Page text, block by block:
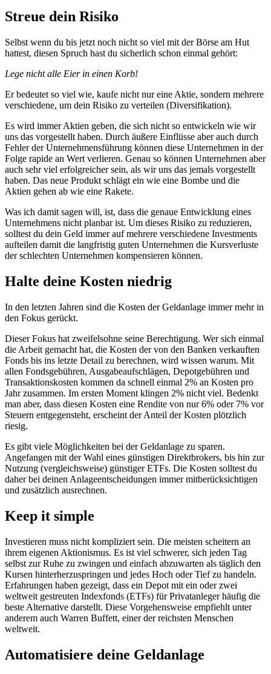
Streue dein Risiko
Selbst wenn du bis jetzt noch nicht so viel mit der Börse am Hut
hattest, diesen Spruch hast du sicherlich schon einmal gehört:
Lege nicht alle Eier in einen Korb!
Er bedeutet so viel wie, kaufe nicht nur eine Aktie, sondern mehrere
verschiedene, um dein Risiko zu verteilen (Diversifikation).
Es wird immer Aktien geben, die sich nicht so entwickeln wie wir
uns das vorgestellt haben. Durch äußere Einflüsse aber auch durch
Fehler der Unternehmensführung können diese Unternehmen in der
Folge rapide an Wert verlieren. Genau so können Unternehmen aber
auch sehr viel erfolgreicher sein, als wir uns das jemals vorgestellt
haben. Das neue Produkt schlägt ein wie eine Bombe und die
Aktien gehen ab wie eine Rakete.
Was ich damit sagen will, ist, dass die genaue Entwicklung eines
Unternehmens nicht planbar ist. Um dieses Risiko zu reduzieren,
solltest du dein Geld immer auf mehrere verschiedene Investments
aufteilen damit die langfristig guten Unternehmen die Kursverluste
der schlechten Unternehmen kompensieren können.
Halte deine Kosten niedrig
In den letzten Jahren sind die Kosten der Geldanlage immer mehr in
den Fokus gerückt.
Dieser Fokus hat zweifelsohne seine Berechtigung. Wer sich einmal
die Arbeit gemacht hat, die Kosten der von den Banken verkauften
Fonds bis ins letzte Detail zu berechnen, wird wissen warum. Mit
allen Fondsgebühren, Ausgabeaufschlägen, Depotgebühren und
Transaktionskosten kommen da schnell einmal 2% an Kosten pro
Jahr zusammen. Im ersten Moment klingen 2% nicht viel. Bedenkt
man aber, dass diesen Kosten eine Rendite von nur 6% oder 7% vor
Steuern entgegensteht, erscheint der Anteil der Kosten plötzlich
riesig.
Es gibt viele Möglichkeiten bei der Geldanlage zu sparen.
Angefangen mit der Wahl eines günstigen Direktbrokers, bis hin zur
Nutzung (vergleichsweise) günstiger ETFs. Die Kosten solltest du
daher bei deinen Anlageentscheidungen immer mitberücksichtigen
und zusätzlich ausrechnen.
Keep it simple
Investieren muss nicht kompliziert sein. Die meisten scheitern an
ihrem eigenen Aktionismus. Es ist viel schwerer, sich jeden Tag
selbst zur Ruhe zu zwingen und einfach abzuwarten als täglich den
Kursen hinterherzuspringen und jedes Hoch oder Tief zu handeln.
Erfahrungen haben gezeigt, dass ein Depot mit ein oder zwei
weltweit gestreuten Indexfonds (ETFs) für Privatanleger häufig die
beste Alternative darstellt. Diese Vorgehensweise empfiehlt unter
anderem auch Warren Buffett, einer der reichsten Menschen
weltweit.
Automatisiere deine Geldanlage